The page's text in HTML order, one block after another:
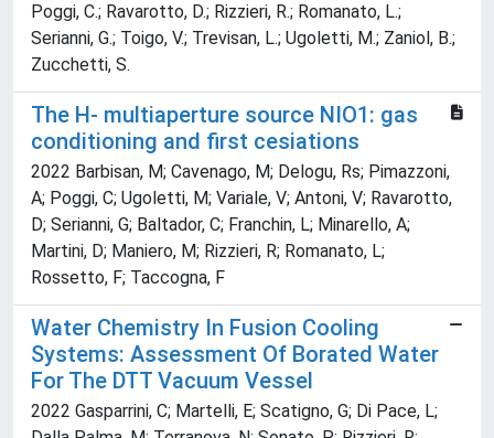
Poggi, C.; Ravarotto, D.; Rizzieri, R.; Romanato, L.;
Serianni, G.; Toigo, V.; Trevisan, L.; Ugoletti, M.; Zaniol, B.;
Zucchetti, S.
The H- multiaperture source NIO1: gas
conditioning and first cesiations
2022 Barbisan, M; Cavenago, M; Delogu, Rs; Pimazzoni,
A; Poggi, C; Ugoletti, M; Variale, V; Antoni, V; Ravarotto,
D; Serianni, G; Baltador, C; Franchin, L; Minarello, A;
Martini, D; Maniero, M; Rizzieri, R; Romanato, L;
Rossetto, F; Taccogna, F
Water Chemistry In Fusion Cooling
Systems: Assessment Of Borated Water
For The DTT Vacuum Vessel
2022 Gasparrini, C; Martelli, E; Scatigno, G; Di Pace, L;